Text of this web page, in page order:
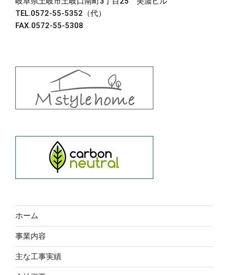
TEL.0572-55-5352（代）
FAX.0572-55-5308
ホーム
事業内容
主な工事実績